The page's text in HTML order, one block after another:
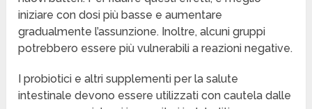
iniziare con dosi più basse e aumentare
gradualmente l’assunzione. Inoltre, alcuni gruppi
potrebbero essere più vulnerabili a reazioni negative.
I probiotici e altri supplementi per la salute
intestinale devono essere utilizzati con cautela dalle